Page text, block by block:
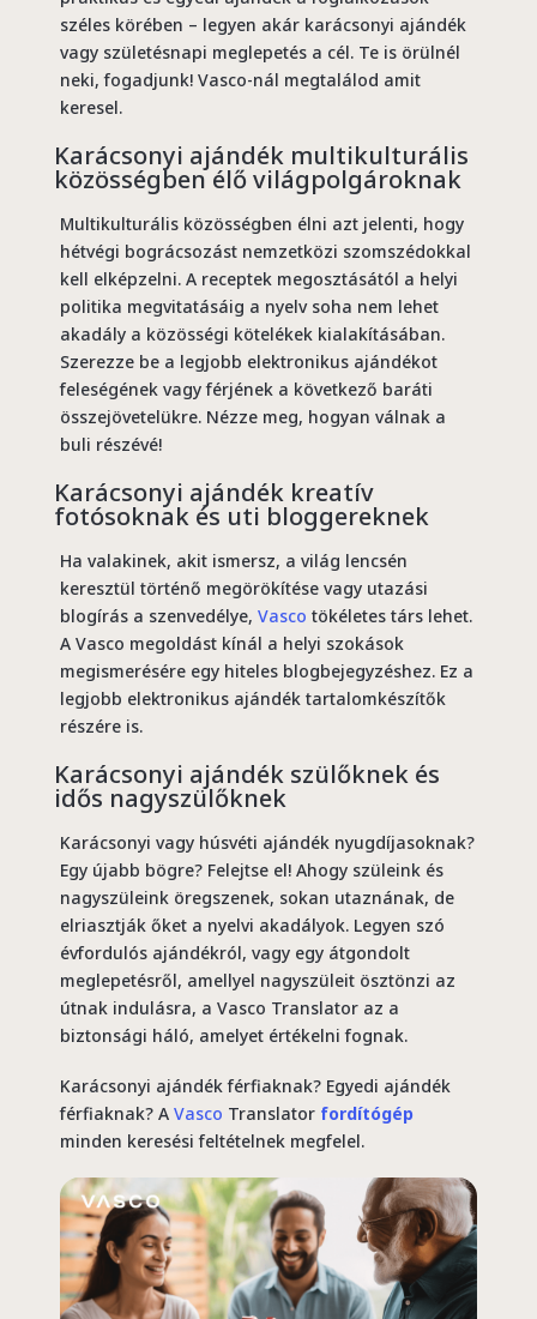
széles körében – legyen akár karácsonyi ajándék
vagy születésnapi meglepetés a cél. Te is örülnél
neki, fogadjunk! Vasco-nál megtalálod amit
keresel.
Karácsonyi ajándék multikulturális
közösségben élő világpolgároknak
Multikulturális közösségben élni azt jelenti, hogy
hétvégi bográcsozást nemzetközi szomszédokkal
kell elképzelni. A receptek megosztásától a helyi
politika megvitatásáig a nyelv soha nem lehet
akadály a közösségi kötelékek kialakításában.
Szerezze be a legjobb elektronikus ajándékot
feleségének vagy férjének a következő baráti
összejövetelükre. Nézze meg, hogyan válnak a
buli részévé!
Karácsonyi ajándék kreatív
fotósoknak és uti bloggereknek
Ha valakinek, akit ismersz, a világ lencsén
keresztül történő megörökítése vagy utazási
blogírás a szenvedélye, Vasco tökéletes társ lehet.
A Vasco megoldást kínál a helyi szokások
megismerésére egy hiteles blogbejegyzéshez. Ez a
legjobb elektronikus ajándék tartalomkészítők
részére is.
Karácsonyi ajándék szülőknek és
idős nagyszülőknek
Karácsonyi vagy húsvéti ajándék nyugdíjasoknak?
Egy újabb bögre? Felejtse el! Ahogy szüleink és
nagyszüleink öregszenek, sokan utaznának, de
elriasztják őket a nyelvi akadályok. Legyen szó
évfordulós ajándékról, vagy egy átgondolt
meglepetésről, amellyel nagyszüleit ösztönzi az
útnak indulásra, a Vasco Translator az a
biztonsági háló, amelyet értékelni fognak.
Karácsonyi ajándék férfiaknak? Egyedi ajándék
férfiaknak? A Vasco Translator fordítógép
minden keresési feltételnek megfelel.